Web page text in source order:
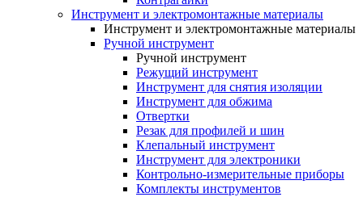
Инструмент и электромонтажные материалы
Инструмент и электромонтажные материалы
Ручной инструмент
Ручной инструмент
Режущий инструмент
Инструмент для снятия изоляции
Инструмент для обжима
Отвертки
Резак для профилей и шин
Клепальный инструмент
Инструмент для электроники
Контрольно-измерительные приборы
Комплекты инструментов